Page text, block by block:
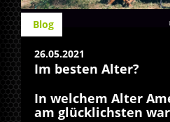
Blog
26.05.2021
Im besten Alter?
In welchem Alter
am glücklichsten